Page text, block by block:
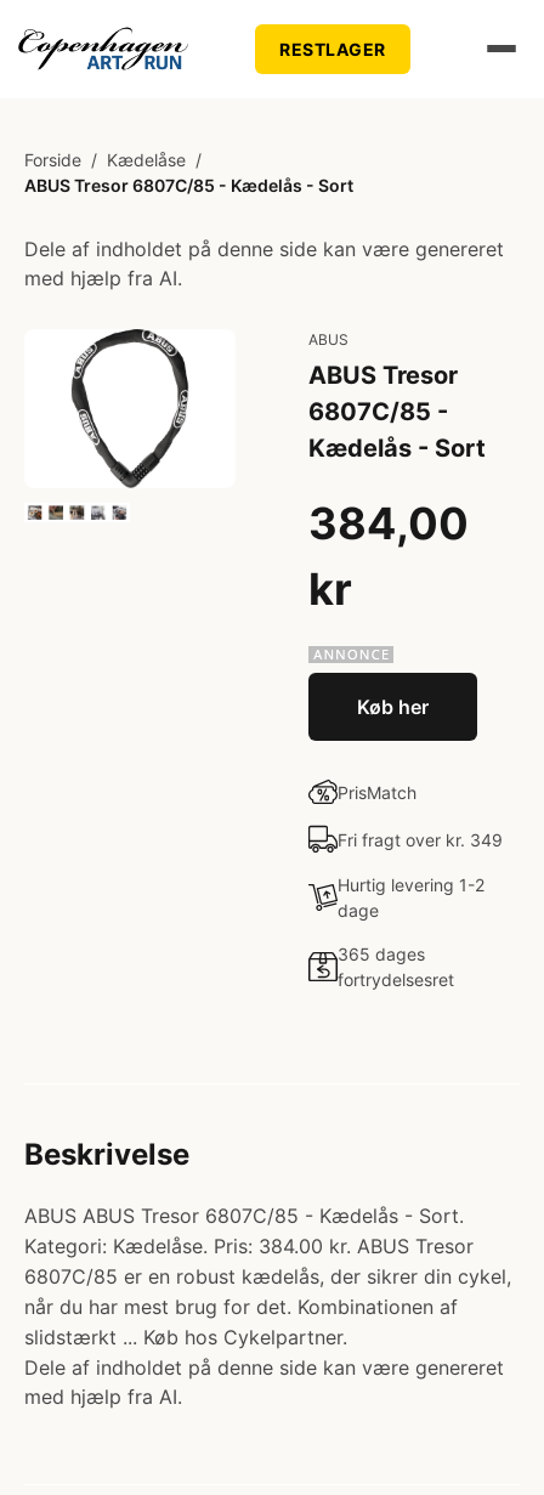
RESTLAGER
Forside / Kædelåse /
ABUS Tresor 6807C/85 - Kædelås - Sort
Dele af indholdet på denne side kan være genereret
med hjælp fra AI.
ABUS
ABUS Tresor
6807C/85 -
Kædelås - Sort
384,00
kr
Køb her
PrisMatch
Fri fragt over kr. 349
Hurtig levering 1-2
dage
365 dages
fortrydelsesret
Beskrivelse
ABUS ABUS Tresor 6807C/85 - Kædelås - Sort.
Kategori: Kædelåse. Pris: 384.00 kr. ABUS Tresor
6807C/85 er en robust kædelås, der sikrer din cykel,
når du har mest brug for det. Kombinationen af
slidstærkt ... Køb hos Cykelpartner.
Dele af indholdet på denne side kan være genereret
med hjælp fra AI.